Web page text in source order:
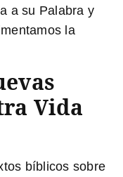
a su Palabra y
la
Vida
bíblicos sobre